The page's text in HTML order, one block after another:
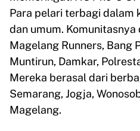
Para pelari terbagi dalam
dan umum.
Magelang Runners, Bang
Muntirun, Damkar,
Mereka berasal dari
Semarang, Jogja,
Magelang.